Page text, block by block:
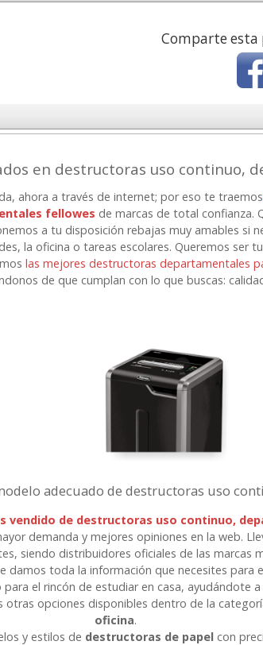
Comparte esta
en destructoras uso continuo,
ahora a través de internet; por eso te traemos
fellowes de marcas de total confianza.
a tu disposición rebajas muy amables si
la oficina o tareas escolares. Queremos ser
las mejores destructoras departamentales
de que cumplan con lo que buscas:
adecuado de destructoras uso
vendido de destructoras uso continuo,
demanda y mejores opiniones en la web.
siendo distribuidores oficiales de las marcas
damos toda la información que necesites para
el rincón de estudiar en casa, ayudándote
otras opciones disponibles dentro de la
oficina.
y estilos de destructoras de papel con
Tricolor alta
deskjet
37,87 €
con Iva
para Officejet Pro 8600
negro
desde:56,62 €
68,51 con Iva